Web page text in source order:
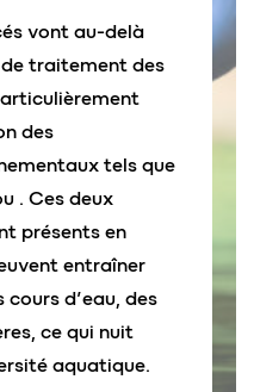
vont au-delà
traitement des
des
tels que
. Ces deux
présents en
entraîner
d’eau, des
ce qui nuit
aquatique.